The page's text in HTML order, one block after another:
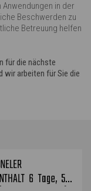
in der
Beschwerden zu
Betreuung helfen
für die nächste
wir arbeiten für Sie die
6 Tage, 5